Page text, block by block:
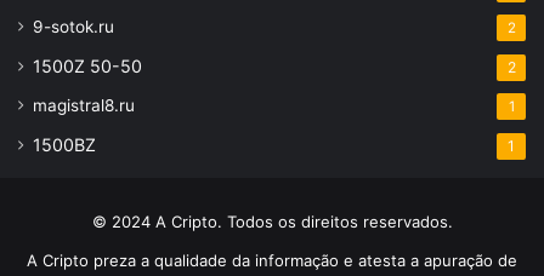
9-sotok.ru 2
1500Z 50-50 2
magistral8.ru 1
1500BZ 1
© 2024 A Cripto. Todos os direitos reservados.
A Cripto preza a qualidade da informação e atesta a apuração de